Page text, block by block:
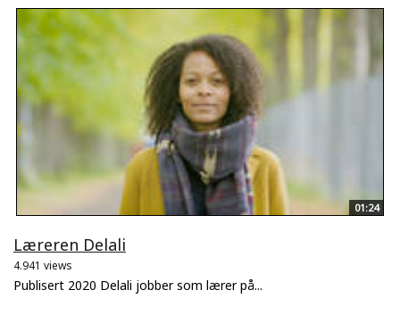
01:24
Læreren Delali
4.941 views
Publisert 2020 Delali jobber som lærer på...